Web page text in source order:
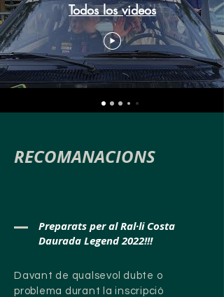
Todos los videos
RECOMANACIONS
Preparats per al Ral·li Costa
Daurada Legend 2022!!!
Davant de qualsevol dubte o
problema durant la inscripció